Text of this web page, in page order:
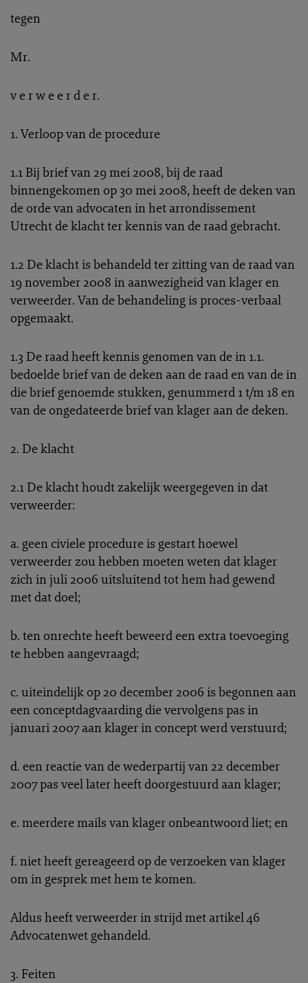
tegen
Mr.
v e r w e e r d e r.
1. Verloop van de procedure
1.1 Bij brief van 29 mei 2008, bij de raad
binnengekomen op 30 mei 2008, heeft de deken van
de orde van advocaten in het arrondissement
Utrecht de klacht ter kennis van de raad gebracht.
1.2 De klacht is behandeld ter zitting van de raad van
19 november 2008 in aanwezigheid van klager en
verweerder. Van de behandeling is proces-verbaal
opgemaakt.
1.3 De raad heeft kennis genomen van de in 1.1.
bedoelde brief van de deken aan de raad en van de in
die brief genoemde stukken, genummerd 1 t/m 18 en
van de ongedateerde brief van klager aan de deken.
2. De klacht
2.1 De klacht houdt zakelijk weergegeven in dat
verweerder:
a. geen civiele procedure is gestart hoewel
verweerder zou hebben moeten weten dat klager
zich in juli 2006 uitsluitend tot hem had gewend
met dat doel;
b. ten onrechte heeft beweerd een extra toevoeging
te hebben aangevraagd;
c. uiteindelijk op 20 december 2006 is begonnen aan
een conceptdagvaarding die vervolgens pas in
januari 2007 aan klager in concept werd verstuurd;
d. een reactie van de wederpartij van 22 december
2007 pas veel later heeft doorgestuurd aan klager;
e. meerdere mails van klager onbeantwoord liet; en
f. niet heeft gereageerd op de verzoeken van klager
om in gesprek met hem te komen.
Aldus heeft verweerder in strijd met artikel 46
Advocatenwet gehandeld.
3. Feiten